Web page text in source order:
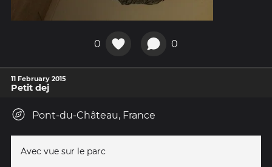
0 0
11 February 2015
Petit dej
Pont-du-Château, France
Avec vue sur le parc